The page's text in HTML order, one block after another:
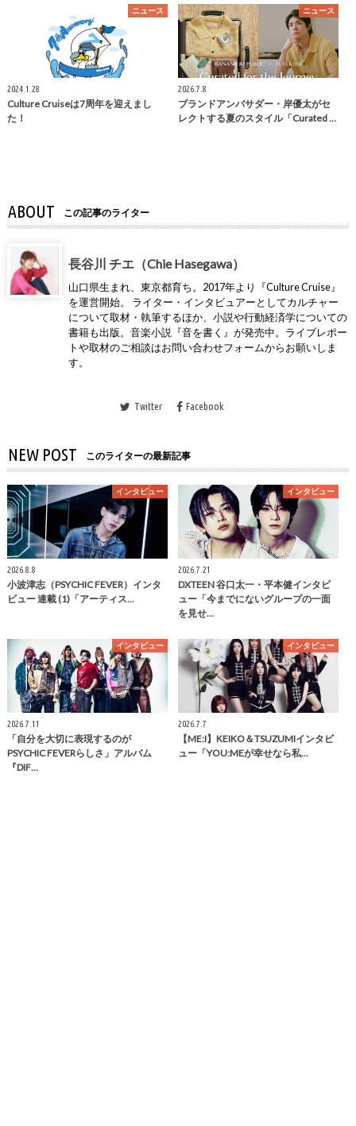
ニュース
2024.1.28
Culture Cruiseは7周年を迎えまし
た！
ニュース
2026.7.8
ブランドアンバサダー・岸優太がセ
レクトする夏のスタイル「Curated …
ABOUT この記事のライター
長谷川 チエ（Chie Hasegawa）
山口県生まれ、東京都育ち。2017年より『Culture Cruise』
を運営開始。 ライター・インタビュアーとしてカルチャー
について取材・執筆するほか、小説や行動経済学についての
書籍も出版。音楽小説『音を書く』が発売中。ライブレポー
トや取材のご相談はお問い合わせフォームからお願いしま
す。
Twitter Facebook
NEW POST このライターの最新記事
インタビュー
2026.8.8
小波津志（PSYCHIC FEVER）インタ
ビュー 連載 (1)「アーティス…
インタビュー
2026.7.21
DXTEEN 谷口太一・平本健インタビ
ュー「今までにないグループの一面
を見せ…
インタビュー
2026.7.11
「自分を大切に表現するのが
PSYCHIC FEVERらしさ」アルバム
『DIF…
インタビュー
2026.7.7
【ME:I】KEIKO＆TSUZUMIインタビ
ュー「YOU:MEが幸せなら私…